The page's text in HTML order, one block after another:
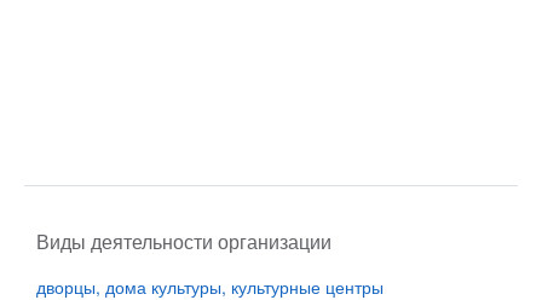
Виды деятельности организации
дворцы, дома культуры, культурные центры